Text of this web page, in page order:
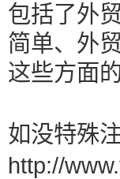
包括了外
简单、外
这些方面
如没特殊
http://